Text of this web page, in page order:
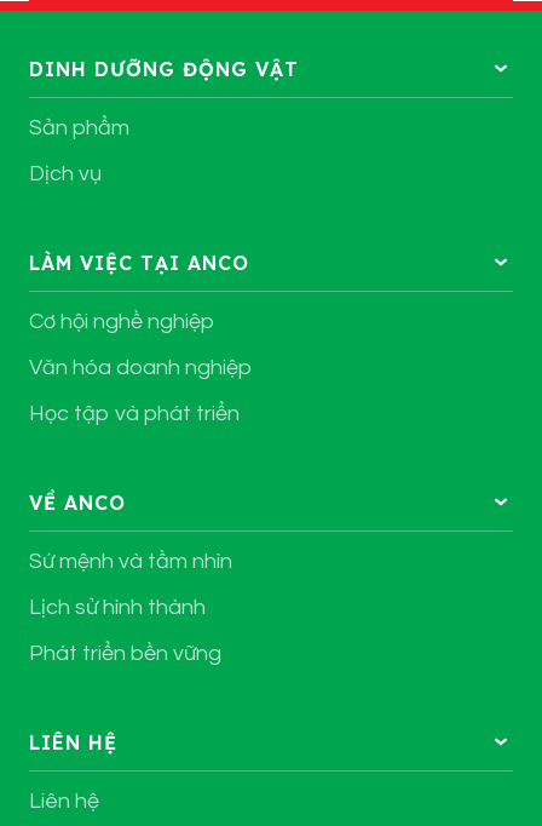
DINH DƯỠNG ĐỘNG VẬT
Sản phẩm
Dịch vụ
LÀM VIỆC TẠI ANCO
Cơ hội nghề nghiệp
Văn hóa doanh nghiệp
Học tập và phát triển
VỀ ANCO
Sứ mệnh và tầm nhìn
Lịch sử hình thành
Phát triển bền vững
LIÊN HỆ
Liên hệ